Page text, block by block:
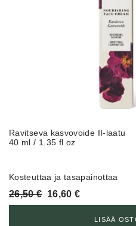
Ravitseva kasvovoide II-laatu
40 ml / 1.35 fl oz
Kosteuttaa ja tasapainottaa
26,50€ Alkuperäinen
hinta
16,60€Nykyinen
hinta
on:LISÄÄ